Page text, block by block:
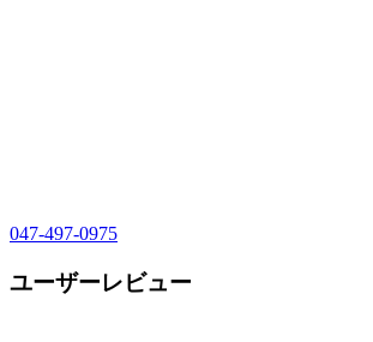
047-497-0975
ユーザーレビュー